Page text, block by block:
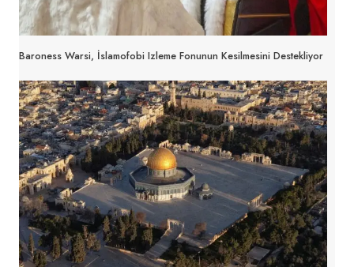
Baroness Warsi, İslamofobi Izleme Fonunun Kesilmesini Destekliyor